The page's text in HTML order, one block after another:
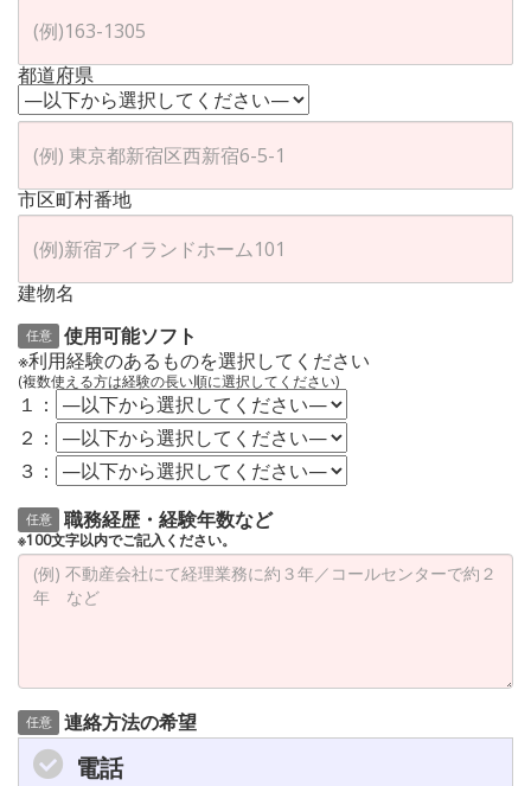
都道府県
市区町村番地
建物名
任意
使用可能ソフト
※利用経験のあるものを選択してください
(複数使える方は経験の長い順に選択してください)
１：
２：
３：
任意 職務経歴・経験年数など
※100文字以内でご記入ください。
任意 連絡方法の希望
電話